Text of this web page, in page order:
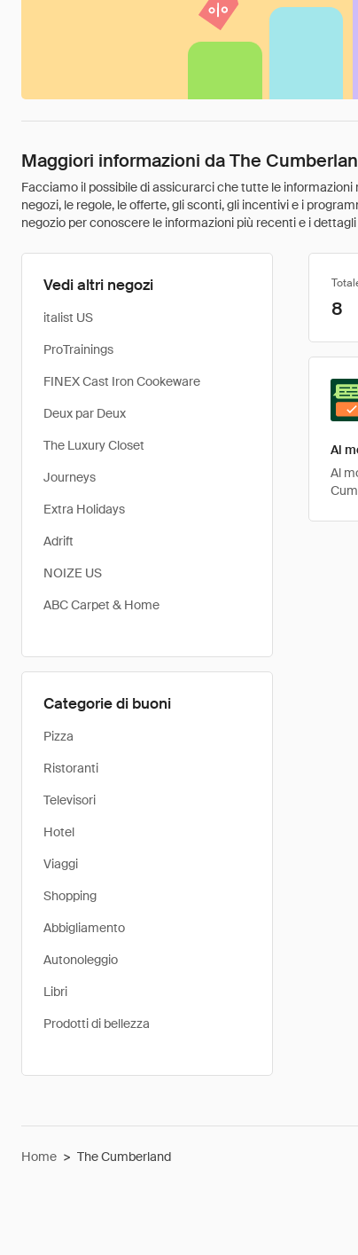
Maggiori informazioni da The
Facciamo il possibile di assicurarci che tutte le
negozi, le regole, le offerte, gli sconti, gli incentivi e i
negozio per conoscere le informazioni più recenti e i
Vedi altri negozi
italist US
ProTrainings
FINEX Cast Iron Cookeware
Deux par Deux
The Luxury Closet
Journeys
Extra Holidays
Adrift
NOIZE US
ABC Carpet & Home
Categorie di buoni
Pizza
Ristoranti
Televisori
Hotel
Viaggi
Shopping
Abbigliamento
Autonoleggio
Libri
Prodotti di bellezza
8
Al
Al
Home > The Cumberland